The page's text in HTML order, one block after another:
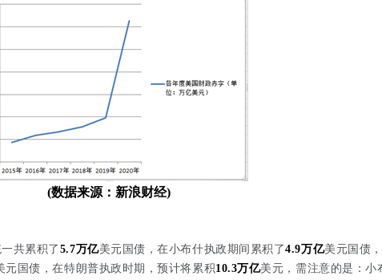
(数据来源：新浪财经)
共累积了5.7万亿美元国债，在小布什执政期间累积了4.9万亿美元国债，
元国债，在特朗普执政时期，预计将累积10.3万亿美元，需注意的是：小